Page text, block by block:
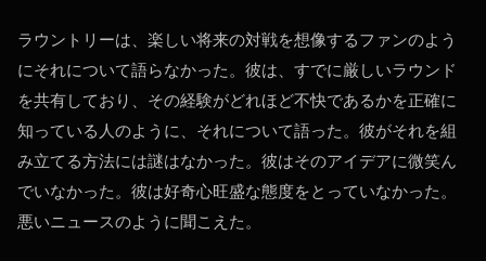
ラウントリーは、楽しい将来の対戦を想像するファンのよう
にそれについて語らなかった。彼は、すでに厳しいラウンド
を共有しており、その経験がどれほど不快であるかを正確に
知っている人のように、それについて語った。彼がそれを組
み立てる方法には謎はなかった。彼はそのアイデアに微笑ん
でいなかった。彼は好奇心旺盛な態度をとっていなかった。
悪いニュースのように聞こえた。